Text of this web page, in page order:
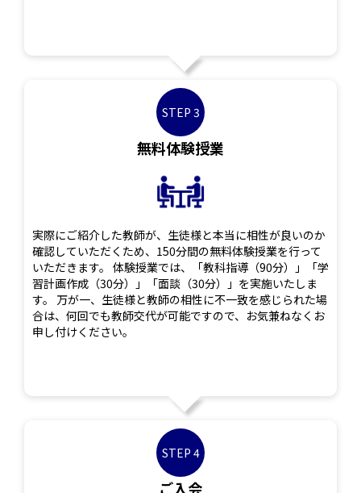
STEP 3
無料体験授業
実際にご紹介した教師が、生徒様と本当に相性が良いのか
確認していただくため、150分間の無料体験授業を行って
いただきます。 体験授業では、「教科指導（90分）」「学
習計画作成（30分）」「面談（30分）」を実施いたしま
す。 万が一、生徒様と教師の相性に不一致を感じられた場
合は、何回でも教師交代が可能ですので、お気兼ねなくお
申し付けください。
STEP 4
ご入会